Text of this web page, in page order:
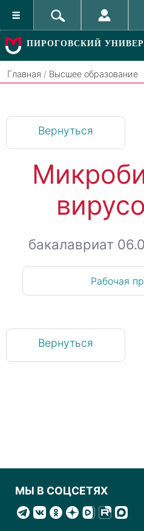
ПИРОГОВСКИЙ
Главная / Высшее образование
Вернуться
бакалавриат
Рабочая
Вернуться
МЫ В СОЦСЕТЯХ